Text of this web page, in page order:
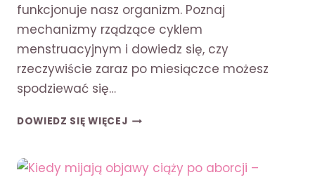
funkcjonuje nasz organizm. Poznaj
mechanizmy rządzące cyklem
menstruacyjnym i dowiedz się, czy
rzeczywiście zaraz po miesiączce możesz
spodziewać się…
DOWIEDZ SIĘ WIĘCEJCZY
OKRESIE